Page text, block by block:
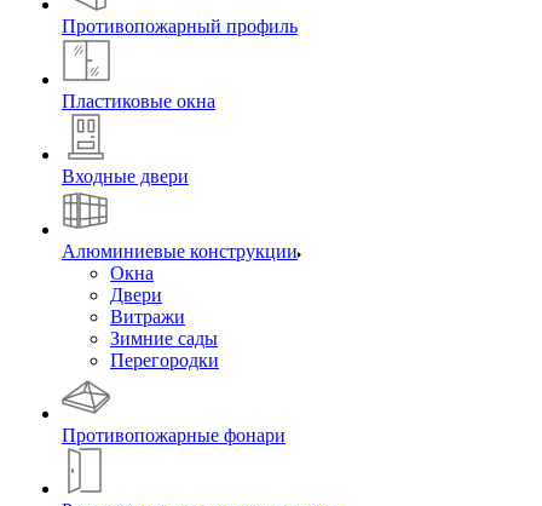
Противопожарный профиль
Пластиковые окна
Входные двери
Алюминиевые конструкции
Окна
Двери
Витражи
Зимние сады
Перегородки
Противопожарные фонари